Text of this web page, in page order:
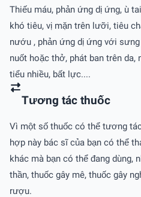
Thiếu máu, phản ứng dị ứng, ù
khó tiêu, vị mặn trên lưỡi, tiêu
nướu , phản ứng dị ứng với
nuốt hoặc thở, phát ban trên da,
tiểu nhiều, bất lực....
Tương tác thuốc
Vì một số thuốc có thể tương
hợp này bác sĩ của bạn có thể
khác mà bạn có thể đang dùng,
thần, thuốc gây mê, thuốc gây
rượu.